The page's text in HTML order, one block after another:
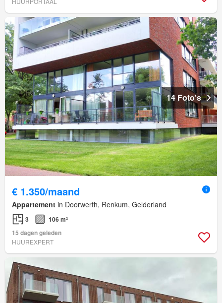
14 Foto's
€ 1.350/maand
Appartement in Doorwerth, Renkum, Gelderland
3
106 m²
15 dagen geleden
HUUREXPERT